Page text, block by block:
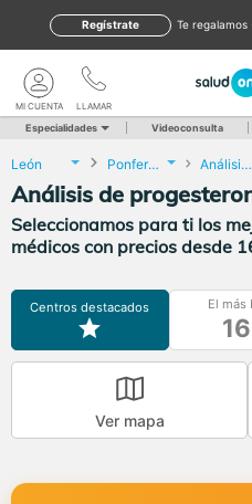
te regalamos
Regístrate
LLAMAR
MI CUENTA
Especialidades Videoconsulta
León Ponferrada Análisis Clínicos
Análisis de
Seleccionamos para ti los
médicos con precios desde
Centros destacados El más
Ver mapa